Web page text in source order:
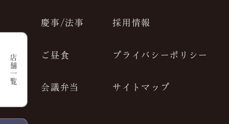
店舗一覧
慶事/法事
ご昼食
会議弁当
採用情報
プライバシーポリシー
サイトマップ